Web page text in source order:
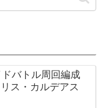
ドバトル周回編成
ス・カルデアス